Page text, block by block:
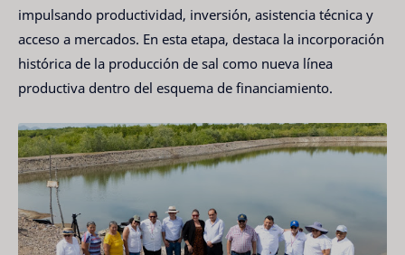
impulsando productividad, inversión, asistencia técnica y
acceso a mercados. En esta etapa, destaca la incorporación
histórica de la producción de sal como nueva línea
productiva dentro del esquema de financiamiento.